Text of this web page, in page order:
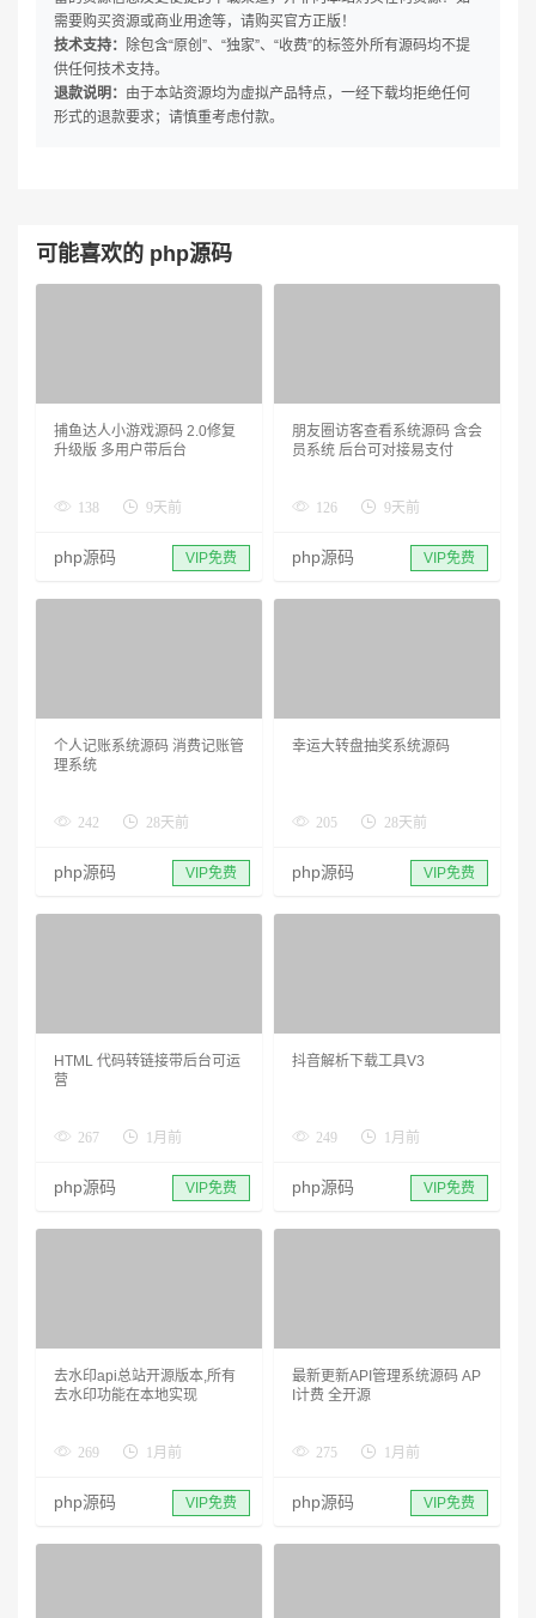
需要购买资源或商业用途等，请购买官方正版！
技术支持：
除包含“原创”、“独家”、“收费”的标签外所有源码均不提
供任何技术支持。
退款说明： 由于本站资源均为虚拟产品特点，一经下载均拒绝任何
形式的退款要求；请慎重考虑付款。
可能喜欢的 php源码
捕鱼达人小游戏源码 2.0修复
升级版 多用户带后台
138 9天前
php源码 VIP免费
朋友圈访客查看系统源码 含会
员系统 后台可对接易支付
126 9天前
php源码 VIP免费
个人记账系统源码 消费记账管
理系统
242 28天前
php源码 VIP免费
幸运大转盘抽奖系统源码
205 28天前
php源码 VIP免费
HTML 代码转链接带后台可运
营
267 1月前
php源码 VIP免费
抖音解析下载工具V3
249 1月前
php源码 VIP免费
去水印api总站开源版本,所有
去水印功能在本地实现
269 1月前
php源码 VIP免费
最新更新API管理系统源码 AP
I计费 全开源
275 1月前
php源码 VIP免费